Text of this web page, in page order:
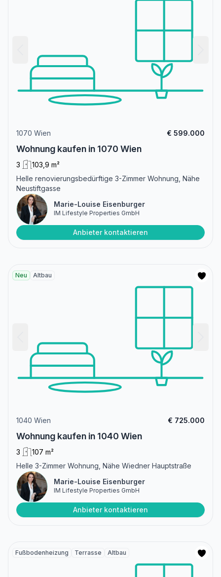
1070 Wien € 599.000
Wohnung kaufen in 1070 Wien
3
103,9 m²
Helle renovierungsbedürftige 3-Zimmer Wohnung, Nähe
Neustiftgasse
Marie-Louise Eisenburger
IM Lifestyle Properties GmbH
Anbieter kontaktieren
Neu Altbau
1040 Wien € 725.000
Wohnung kaufen in 1040 Wien
3
107 m²
Helle 3-Zimmer Wohnung, Nähe Wiedner Hauptstraße
Marie-Louise Eisenburger
IM Lifestyle Properties GmbH
Anbieter kontaktieren
Fußbodenheizung Terrasse Altbau